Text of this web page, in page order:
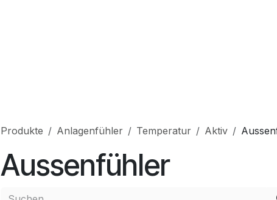
Produkte Anlagenfühler Temperatur Aktiv
Aussenfühler